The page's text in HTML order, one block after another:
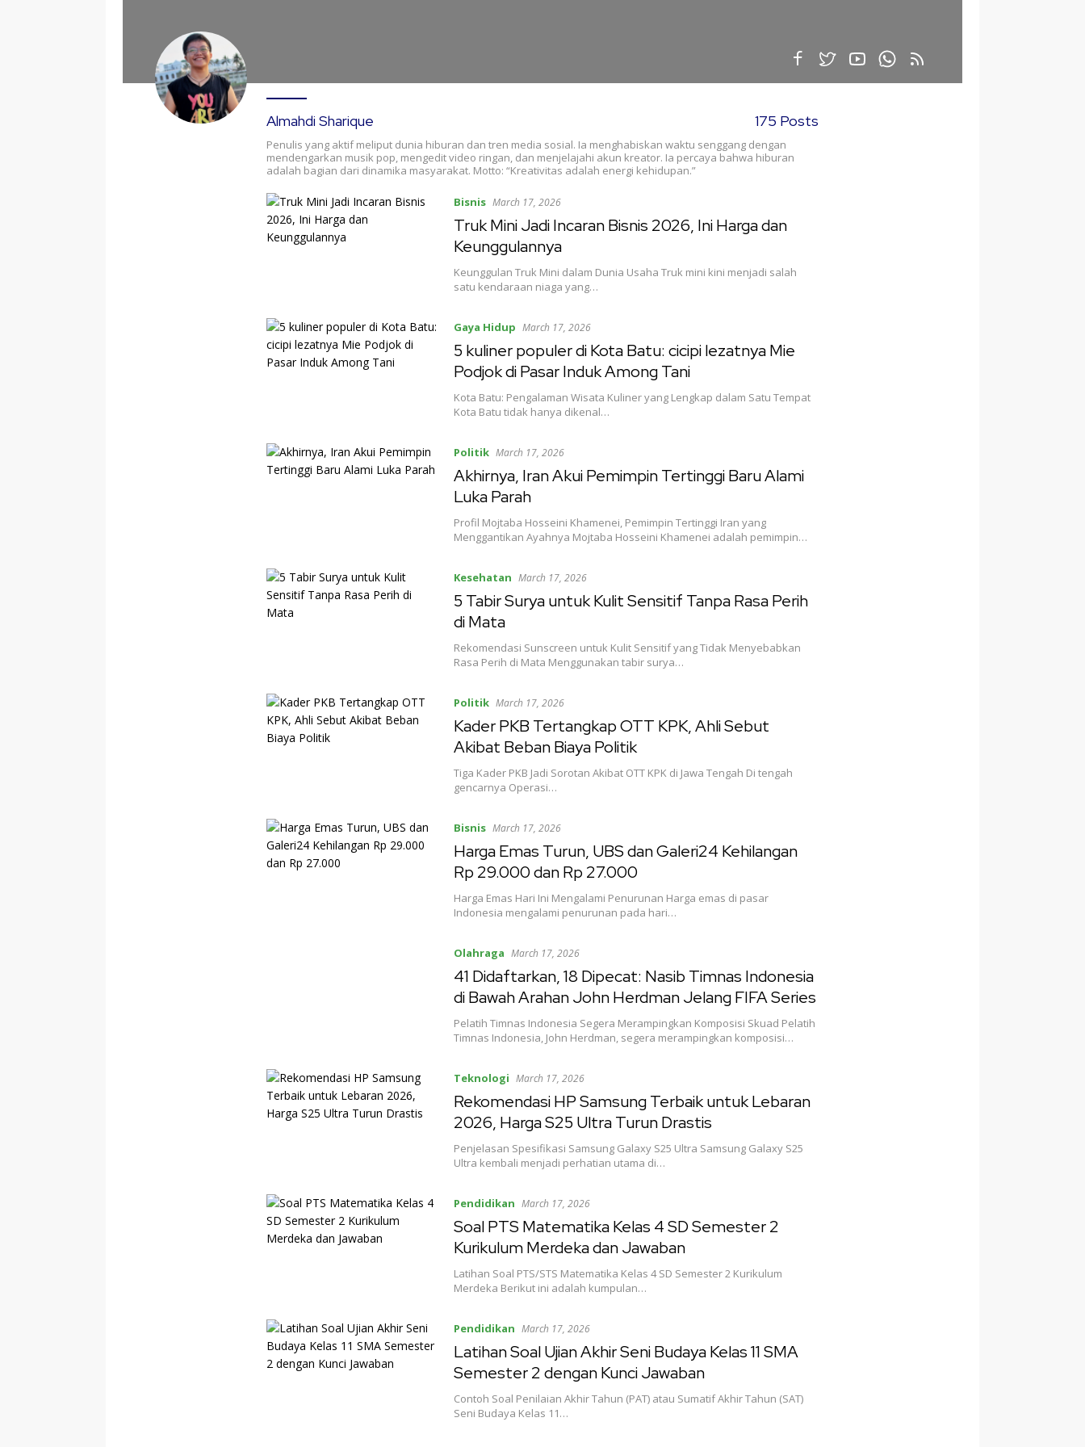
Almahdi Sharique 175 Posts
Penulis yang aktif meliput dunia hiburan dan tren media sosial. Ia menghabiskan waktu senggang dengan
mendengarkan musik pop, mengedit video ringan, dan menjelajahi akun kreator. Ia percaya bahwa hiburan
adalah bagian dari dinamika masyarakat. Motto: “Kreativitas adalah energi kehidupan.”
Bisnis March 17, 2026
Truk Mini Jadi Incaran Bisnis 2026, Ini Harga dan
Keunggulannya
Keunggulan Truk Mini dalam Dunia Usaha Truk mini kini menjadi salah
satu kendaraan niaga yang…
Gaya Hidup March 17, 2026
5 kuliner populer di Kota Batu: cicipi lezatnya Mie
Podjok di Pasar Induk Among Tani
Kota Batu: Pengalaman Wisata Kuliner yang Lengkap dalam Satu Tempat
Kota Batu tidak hanya dikenal…
Politik March 17, 2026
Akhirnya, Iran Akui Pemimpin Tertinggi Baru Alami
Luka Parah
Profil Mojtaba Hosseini Khamenei, Pemimpin Tertinggi Iran yang
Menggantikan Ayahnya Mojtaba Hosseini Khamenei adalah pemimpin…
Kesehatan March 17, 2026
5 Tabir Surya untuk Kulit Sensitif Tanpa Rasa Perih
di Mata
Rekomendasi Sunscreen untuk Kulit Sensitif yang Tidak Menyebabkan
Rasa Perih di Mata Menggunakan tabir surya…
Politik March 17, 2026
Kader PKB Tertangkap OTT KPK, Ahli Sebut
Akibat Beban Biaya Politik
Tiga Kader PKB Jadi Sorotan Akibat OTT KPK di Jawa Tengah Di tengah
gencarnya Operasi…
Bisnis March 17, 2026
Harga Emas Turun, UBS dan Galeri24 Kehilangan
Rp 29.000 dan Rp 27.000
Harga Emas Hari Ini Mengalami Penurunan Harga emas di pasar
Indonesia mengalami penurunan pada hari…
Olahraga March 17, 2026
41 Didaftarkan, 18 Dipecat: Nasib Timnas Indonesia
di Bawah Arahan John Herdman Jelang FIFA Series
Pelatih Timnas Indonesia Segera Merampingkan Komposisi Skuad Pelatih
Timnas Indonesia, John Herdman, segera merampingkan komposisi…
Teknologi March 17, 2026
Rekomendasi HP Samsung Terbaik untuk Lebaran
2026, Harga S25 Ultra Turun Drastis
Penjelasan Spesifikasi Samsung Galaxy S25 Ultra Samsung Galaxy S25
Ultra kembali menjadi perhatian utama di…
Pendidikan March 17, 2026
Soal PTS Matematika Kelas 4 SD Semester 2
Kurikulum Merdeka dan Jawaban
Latihan Soal PTS/STS Matematika Kelas 4 SD Semester 2 Kurikulum
Merdeka Berikut ini adalah kumpulan…
Pendidikan March 17, 2026
Latihan Soal Ujian Akhir Seni Budaya Kelas 11 SMA
Semester 2 dengan Kunci Jawaban
Contoh Soal Penilaian Akhir Tahun (PAT) atau Sumatif Akhir Tahun (SAT)
Seni Budaya Kelas 11…